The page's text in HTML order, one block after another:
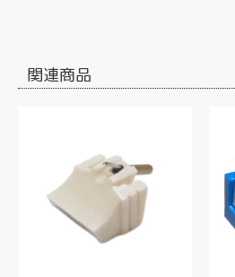
関連商品